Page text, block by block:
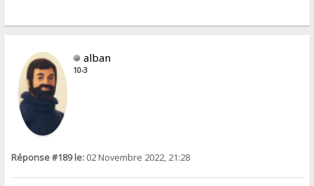
alban
10-3
Réponse #189 le: 02 Novembre 2022, 21:28